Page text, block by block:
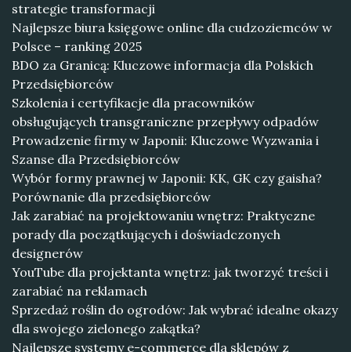
strategie transformacji
Najlepsze biura księgowe online dla cudzoziemców w
Polsce – ranking 2025
BDO za Granicą: Kluczowe informacja dla Polskich
Przedsiębiorców
Szkolenia i certyfikacje dla pracowników
obsługujących transgraniczne przepływy odpadów
Prowadzenie firmy w Japonii: Kluczowe Wyzwania i
Szanse dla Przedsiębiorców
Wybór formy prawnej w Japonii: KK, GK czy gaisha?
Porównanie dla przedsiębiorców
Jak zarabiać na projektowaniu wnętrz: Praktyczne
porady dla początkujących i doświadczonych
designerów
YouTube dla projektanta wnętrz: jak tworzyć treści i
zarabiać na reklamach
Sprzedaż roślin do ogrodów: Jak wybrać idealne okazy
dla swojego zielonego zakątka?
Najlepsze systemy e-commerce dla sklepów z